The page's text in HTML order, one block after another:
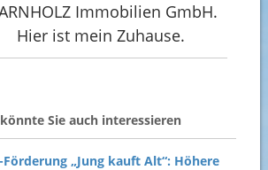
Immobilien GmbH.
Hier ist mein Zuhause.
Sie auch interessieren
Förderung „Jung kauft Alt“: Höhere